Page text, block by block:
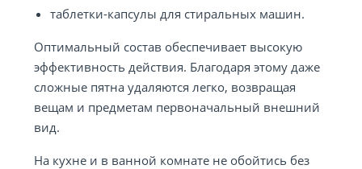
таблетки-капсулы для стиральных машин.
Оптимальный состав обеспечивает высокую
эффективность действия. Благодаря этому даже
сложные пятна удаляются легко, возвращая
вещам и предметам первоначальный внешний
вид.
На кухне и в ванной комнате не обойтись без